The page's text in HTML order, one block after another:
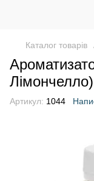
Каталог товарів
Артикул: 1044